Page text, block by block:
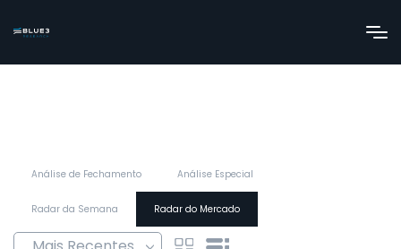
Análise de Fechamento Análise Especial
Radar da Semana Radar do Mercado